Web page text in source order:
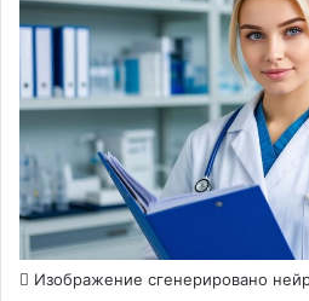
Изображение сгенерировано